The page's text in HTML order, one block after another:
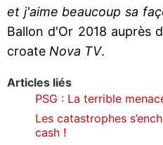
et j'aime beaucoup sa
Ballon d'Or 2018 auprès
croate Nova TV.
Articles liés
PSG : La terrible
Les catastrophes
cash !